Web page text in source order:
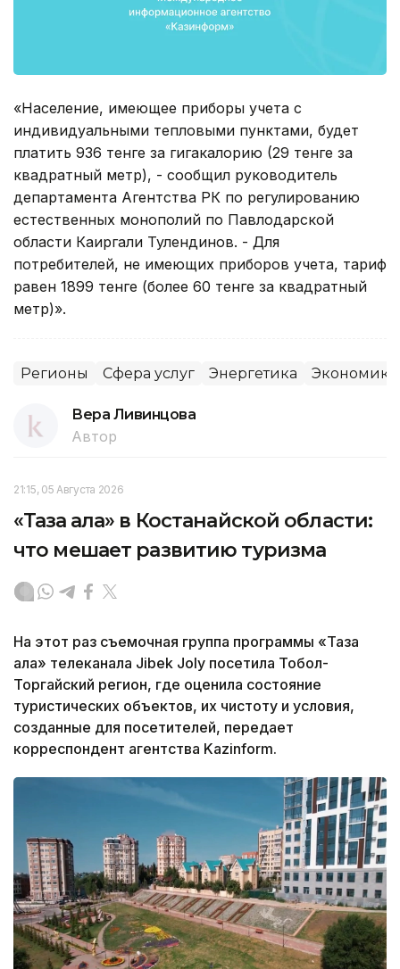
«Население, имеющее приборы учета с
индивидуальными тепловыми пунктами, будет
платить 936 тенге за гигакалорию (29 тенге за
квадратный метр), - сообщил руководитель
департамента Агентства РК по регулированию
естественных монополий по Павлодарской
области Каиргали Тулендинов. - Для
потребителей, не имеющих приборов учета, тариф
равен 1899 тенге (более 60 тенге за квадратный
метр)».
Регионы Сфера услуг Энергетика Экономика
Вера Ливинцова
Автор
21:15, 05 Августа 2026
«Таза қала» в Костанайской области:
что мешает развитию туризма
На этот раз съемочная группа программы «Таза
қала» телеканала Jibek Joly посетила Тобол-
Торгайский регион, где оценила состояние
туристических объектов, их чистоту и условия,
созданные для посетителей, передает
корреспондент агентства Kazinform.